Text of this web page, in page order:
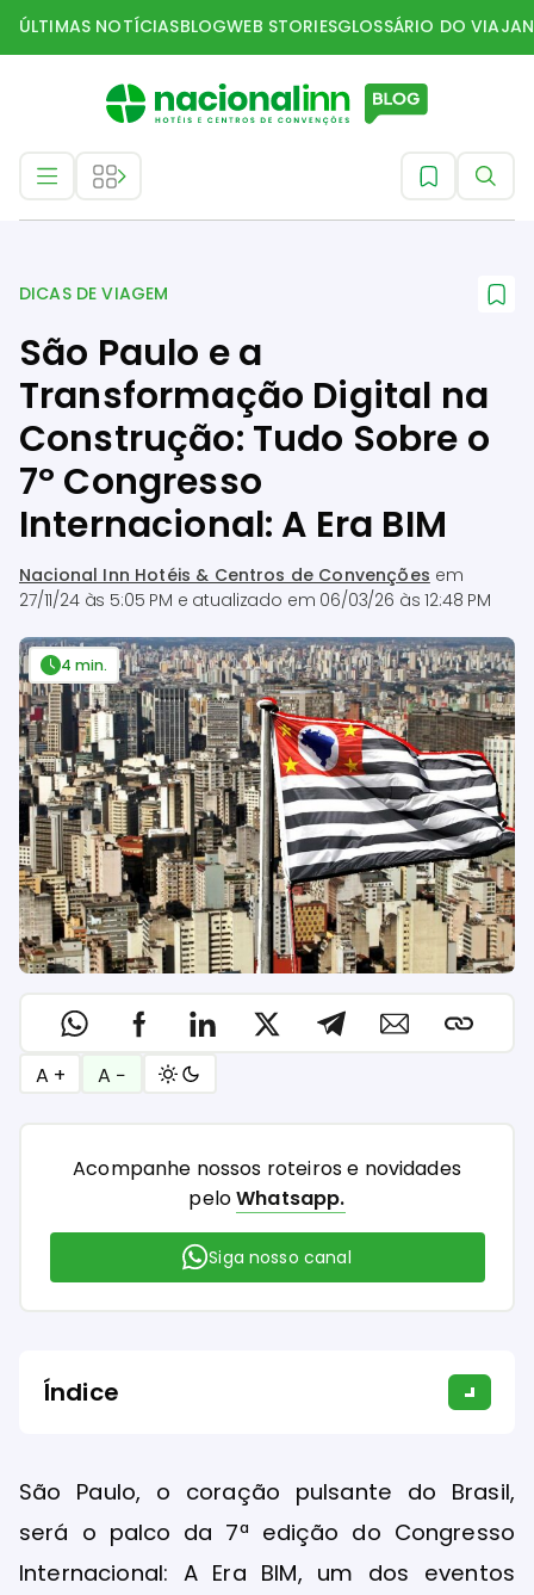
ÚLTIMAS NOTÍCIASBLOGWEB STORIESGLOSSÁRIO DO
DICAS DE VIAGEM
São Paulo e a
Transformação Digital na
Construção: Tudo Sobre o
7º Congresso
Internacional: A Era BIM
Nacional Inn Hotéis & Centros de Convenções em
27/11/24 às 5:05 PM e atualizado em 06/03/26 às 12:48 PM
4 min.
A + A −
Acompanhe nossos roteiros e novidades
peloWhatsapp.
Siga nosso canal
Índice
São Paulo, o coração pulsante do Brasil,
será o palco da 7ª edição do Congresso
Internacional: A Era BIM, um dos eventos